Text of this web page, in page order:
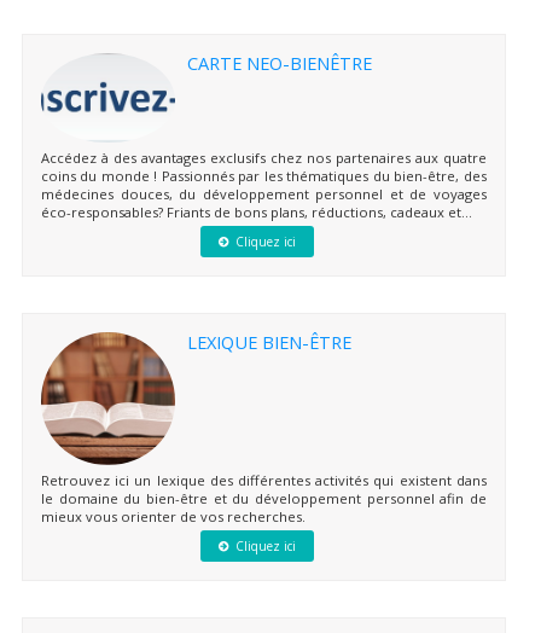
CARTE NEO-BIENÊTRE
Accédez à des avantages exclusifs chez nos partenaires aux quatre
coins du monde ! Passionnés par les thématiques du bien-être, des
médecines douces, du développement personnel et de voyages
éco-responsables? Friants de bons plans, réductions, cadeaux et...
Cliquez ici
LEXIQUE BIEN-ÊTRE
Retrouvez ici un lexique des différentes activités qui existent dans
le domaine du bien-être et du développement personnel afin de
mieux vous orienter de vos recherches.
Cliquez ici